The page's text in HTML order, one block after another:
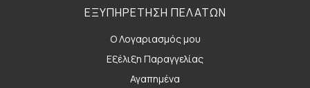
ΕΞΥΠΗΡΕΤΗΣΗ ΠΕΛΑΤΩΝ
Ο Λογαριασμός μου
Εξέλιξη Παραγγελίας
Αγαπημένα